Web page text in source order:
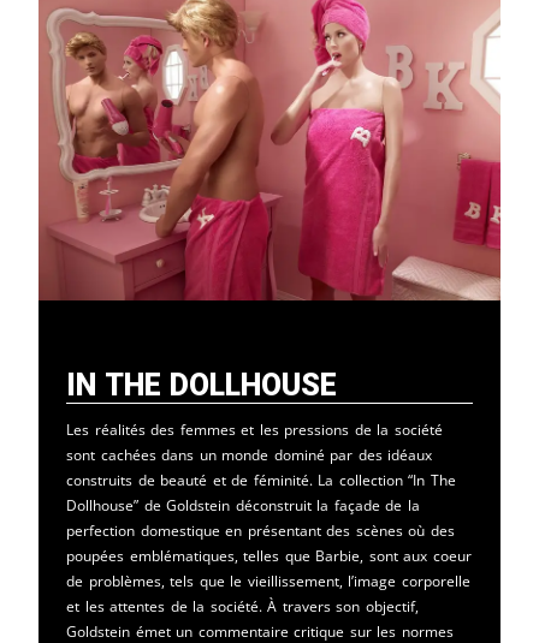
In The Dollhouse
Les réalités des femmes et les pressions de la société
sont cachées dans un monde dominé par des idéaux
construits de beauté et de féminité. La collection “In The
Dollhouse” de Goldstein déconstruit la façade de la
perfection domestique en présentant des scènes où des
poupées emblématiques, telles que Barbie, sont aux coeur
de problèmes, tels que le vieillissement, l’image corporelle
et les attentes de la société. À travers son objectif,
Goldstein émet un commentaire critique sur les normes